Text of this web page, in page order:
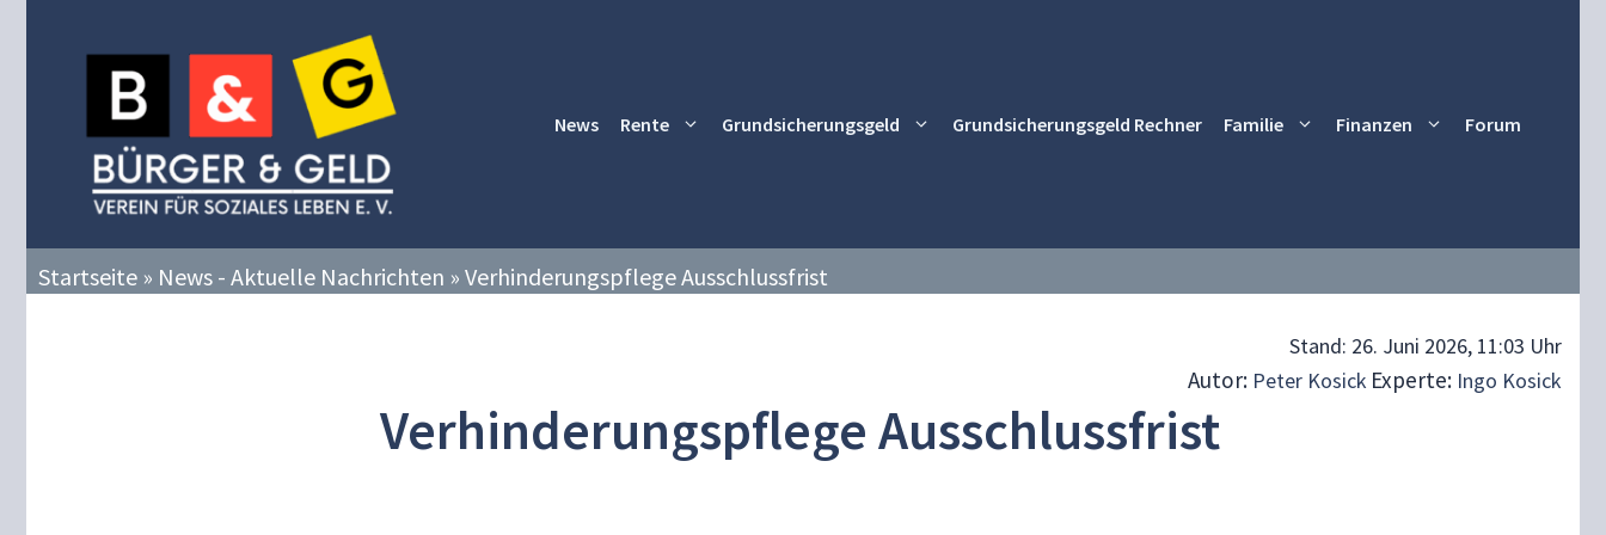
News Rente Grundsicherungsgeld Grundsicherungsgeld Rechner Familie Finanzen Forum
Startseite » News - Aktuelle Nachrichten » Verhinderungspflege Ausschlussfrist
Stand: 26. Juni 2026, 11:03 Uhr
Autor: Peter Kosick Experte: Ingo Kosick
Verhinderungspflege Ausschlussfrist